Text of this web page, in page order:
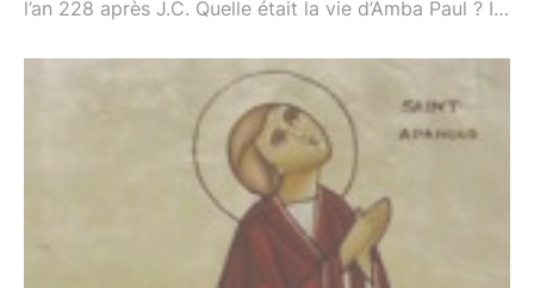
l’an 228 après J.C. Quelle était la vie d’Amba Paul ? Il
souvent des pères de l’Eglise ou des saints hommes,
à ces ermites errants, quand leur fin était proche,
pour nous faire connaître l’histoire de leur vie et …